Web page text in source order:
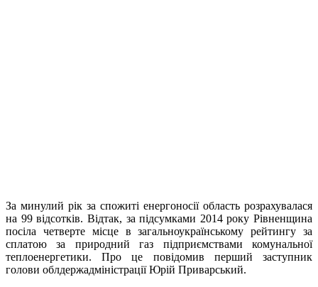
За минулий рік за спожиті енергоносії область розрахувалася
на 99 відсотків. Відтак, за підсумками 2014 року Рівненщина
посіла четверте місце в загальноукраїнському рейтингу за
сплатою за природний газ підприємствами комунальної
теплоенергетики. Про це повідомив перший заступник
голови облдержадміністрації Юрій Приварський.